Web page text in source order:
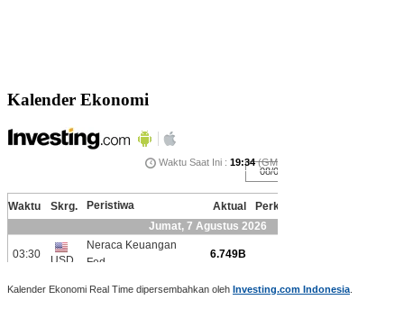
Kalender Ekonomi
Kalender Ekonomi Real Time dipersembahkan oleh Investing.com Indonesia